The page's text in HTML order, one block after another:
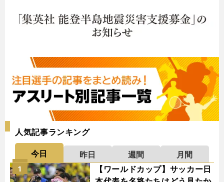
人気記事ランキング
今日 昨日 週間
月間
【ワールドカップ】サッカー日
1